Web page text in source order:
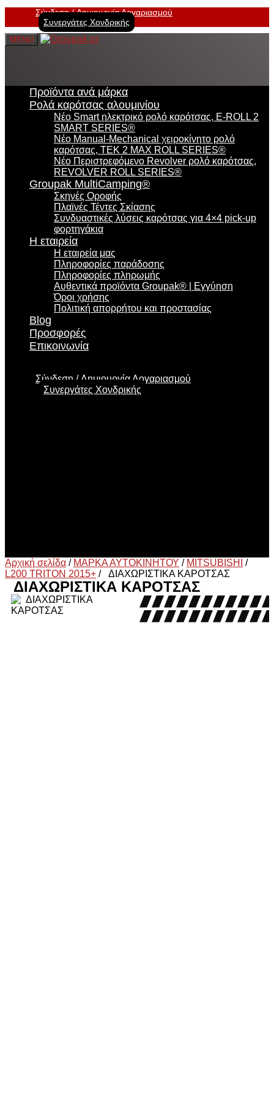
Σύνδεση
Δημιουργία Λογαριασμού
Συνεργάτες Χονδρικής
MENU
Προϊόντα ανά μάρκα
Ρολά καρότσας αλουμινίου
Νέο Smart ηλεκτρικό ρολό καρότσας, E-ROLL 2
SMART SERIES®
Νέο Manual-Mechanical χειροκίνητο ρολό
καρότσας, TEK 2 MAX ROLL SERIES®
Νέο Περιστρεφόμενο Revolver ρολό καρότσας,
REVOLVER ROLL SERIES®
Groupak MultiCamping®
Σκηνές Οροφής
Πλαϊνές Τέντες Σκίασης
Συνδυαστικές λύσεις καρότσας για 4×4 pick-up
φορτηγάκια
Η εταιρεία
Η εταιρεία μας
Πληροφορίες παράδοσης
Πληροφορίες πληρωμής
Αυθεντικά προϊόντα Groupak® | Εγγύηση
Όροι χρήσης
Πολιτική απορρήτου και προστασίας
Blog
Προσφορές
Επικοινωνία
Σύνδεση
Δημιουργία Λογαριασμού
Συνεργάτες Χονδρικής
Αρχική σελίδα / ΜΑΡΚΑ ΑΥΤΟΚΙΝΗΤΟΥ / MITSUBISHI
/
L200 TRITON 2015+ / ΔΙΑΧΩΡΙΣΤΙΚΑ ΚΑΡΟΤΣΑΣ
ΔΙΑΧΩΡΙΣΤΙΚΑ ΚΑΡΟΤΣΑΣ